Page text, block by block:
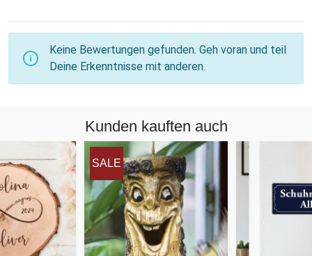
Keine Bewertungen gefunden. Geh voran und teil
Deine Erkenntnisse mit anderen.
Kunden kauften auch
SALE